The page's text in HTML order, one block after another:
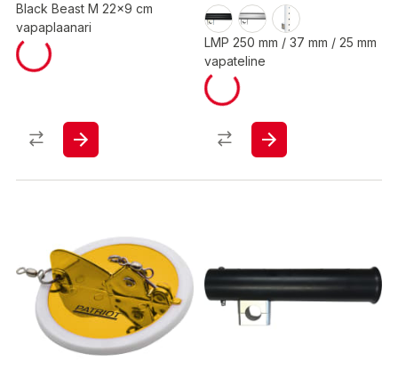
Black Beast M 22x9 cm
vapaplaanari
LMP 250 mm / 37 mm / 25 mm
vapateline